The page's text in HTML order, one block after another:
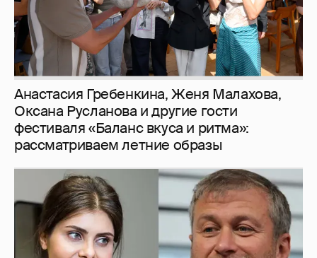
И снова невеста 357